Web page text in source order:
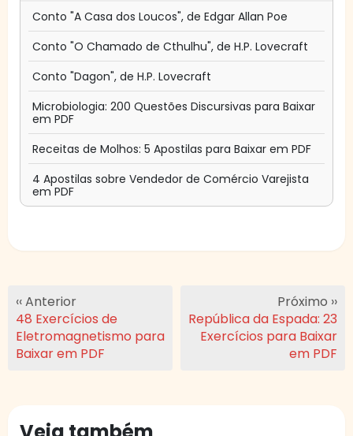
Conto "A Casa dos Loucos", de Edgar Allan Poe
Conto "O Chamado de Cthulhu", de H.P. Lovecraft
Conto "Dagon", de H.P. Lovecraft
Microbiologia: 200 Questões Discursivas para Baixar
em PDF
Receitas de Molhos: 5 Apostilas para Baixar em PDF
4 Apostilas sobre Vendedor de Comércio Varejista
em PDF
‹‹ Anterior
48 Exercícios de
Eletromagnetismo para
Baixar em PDF
Próximo ››
República da Espada: 23
Exercícios para Baixar
em PDF